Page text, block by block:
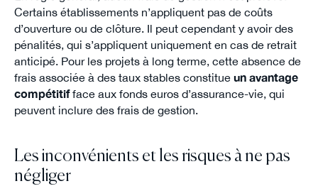
Certains établissements n’appliquent pas de coûts
d’ouverture ou de clôture. Il peut cependant y avoir des
pénalités, qui s’appliquent uniquement en cas de retrait
anticipé. Pour les projets à long terme, cette absence de
frais associée à des taux stables constitue un avantage
compétitifface aux fonds euros d’assurance-vie, qui
peuvent inclure des frais de gestion.
Les inconvénients et les risques à ne pas
négliger